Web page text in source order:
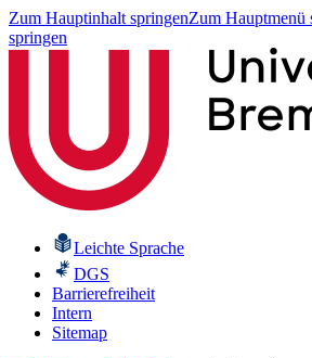
Zum Hauptinhalt springenZum Hauptmenü
springen
Leichte Sprache
DGS
Barrierefreiheit
Intern
Sitemap